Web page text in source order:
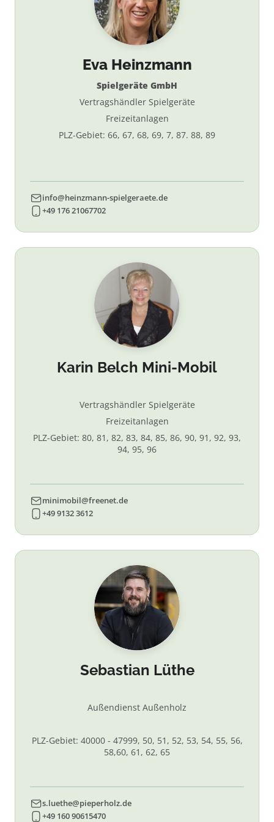
Eva Heinzmann
Spielgeräte GmbH
Vertragshändler Spielgeräte
Freizeitanlagen
PLZ-Gebiet: 66, 67, 68, 69, 7, 87. 88, 89
info@heinzmann-spielgeraete.de
+49 176 21067702
Karin Belch Mini-Mobil
Vertragshändler Spielgeräte
Freizeitanlagen
PLZ-Gebiet: 80, 81, 82, 83, 84, 85, 86, 90, 91, 92, 93,
94, 95, 96
minimobil@freenet.de
+49 9132 3612
Sebastian Lüthe
Außendienst Außenholz
PLZ-Gebiet: 40000 - 47999, 50, 51, 52, 53, 54, 55, 56,
58,60, 61, 62, 65
s.luethe@pieperholz.de
+49 160 90615470